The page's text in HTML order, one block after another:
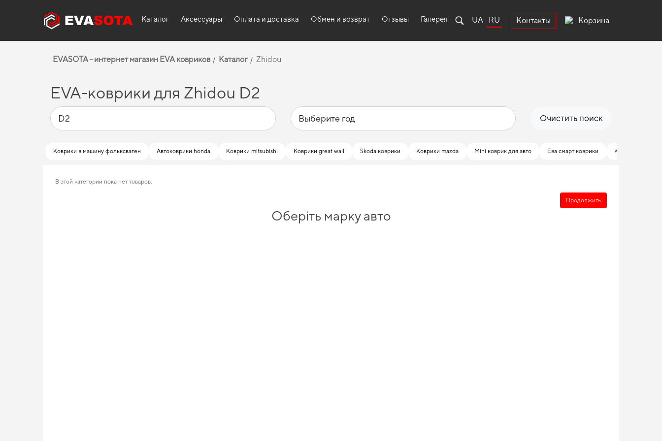
Каталог Аксессуары Оплата и доставка Обмен и возврат Отзывы Галерея UA RU Контакты Корзина
EVASOTA - интернет магазин EVA ковриков Каталог Zhidou
EVA-коврики для Zhidou D2
Очистить поиск
Коврики в машину фольксваген Автоковрики honda Коврики mitsubishi Коврики great wall Skoda коврики Коврики mazda Mini коврик для авто Ева смарт коврики Купить коврики
В этой категории пока нет товаров.
Продолжить